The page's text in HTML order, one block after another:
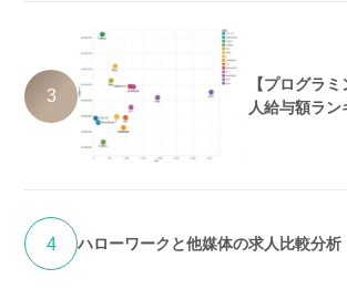
3
【プログラ
人給与額ラン
4 ハローワークと他媒体の求人比較分析